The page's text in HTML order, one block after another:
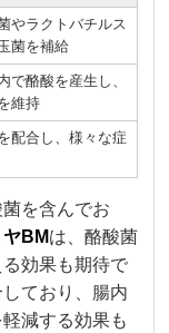
やラクトバチルス
菌を補給
で酪酸を産生し、
維持
配合し、様々な症
を含んでお
ヤBMは、酪酸菌
効果も期待で
ており、腸内
減する効果も